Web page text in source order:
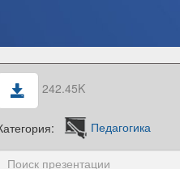
242.45K
Педагогика